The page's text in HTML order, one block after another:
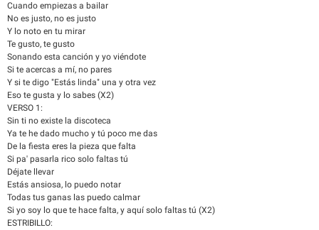
Cuando empiezas a bailar
No es justo, no es justo
Y lo noto en tu mirar
Te gusto, te gusto
Sonando esta canción y yo viéndote
Si te acercas a mí, no pares
Y si te digo "Estás linda" una y otra vez
Eso te gusta y lo sabes (X2)
VERSO 1:
Sin ti no existe la discoteca
Ya te he dado mucho y tú poco me das
De la fiesta eres la pieza que falta
Si pa' pasarla rico solo faltas tú
Déjate llevar
Estás ansiosa, lo puedo notar
Todas tus ganas las puedo calmar
Si yo soy lo que te hace falta, y aquí solo faltas tú (X2)
ESTRIBILLO: